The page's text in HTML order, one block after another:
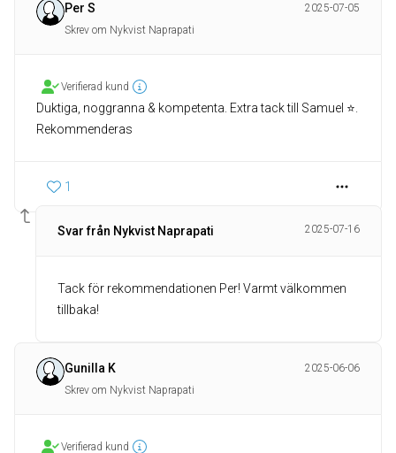
Per S
2025-07-05
Skrev om Nykvist Naprapati
Verifierad kund
Duktiga, noggranna & kompetenta. Extra tack till Samuel ⭐️.
Rekommenderas
1
Svar från Nykvist Naprapati 2025-07-16
Tack för rekommendationen Per! Varmt välkommen
tillbaka!
Gunilla K
2025-06-06
Skrev om Nykvist Naprapati
Verifierad kund